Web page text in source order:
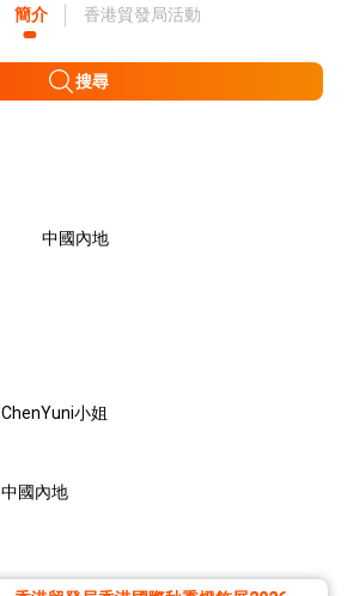
簡介 香港貿發局活動
搜尋
中國內地
ChenYuni小姐
中國內地